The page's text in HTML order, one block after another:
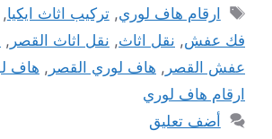
الوسوم
ارقام هاف لوري,تركيب اثاث ايكيا
فك عفش, نقل اثاث, نقل اثاث القصر ,
عفش القصر , هاف لوري القصر , هاف
ارقام هاف لوري
أضف تعليق